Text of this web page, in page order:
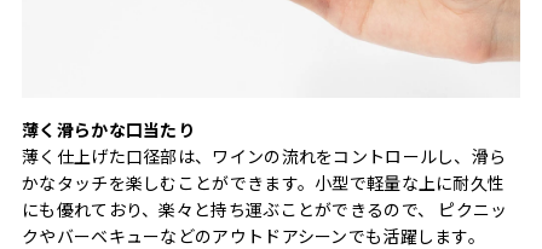
薄く滑らかな口当たり
薄く仕上げた口径部は、ワインの流れをコントロールし、滑ら
かなタッチを楽しむことができます。小型で軽量な上に耐久性
にも優れており、楽々と持ち運ぶことができるので、 ピクニッ
クやバーベキューなどのアウトドアシーンでも活躍します。